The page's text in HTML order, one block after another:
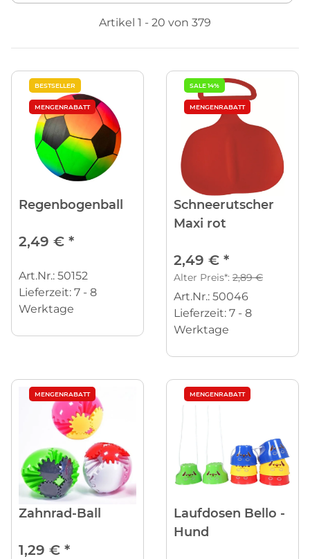
Artikel 1 - 20 von 379
BESTSELLER
MENGENRABATT
Regenbogenball
2,49 € *
Art.Nr.: 50152
Lieferzeit: 7 - 8
Werktage
SALE 14%
MENGENRABATT
Schneerutscher
Maxi rot
2,49 € *
Alter Preis*: 2,89 €
Art.Nr.: 50046
Lieferzeit: 7 - 8
Werktage
MENGENRABATT
Zahnrad-Ball
1,29 € *
MENGENRABATT
Laufdosen Bello -
Hund